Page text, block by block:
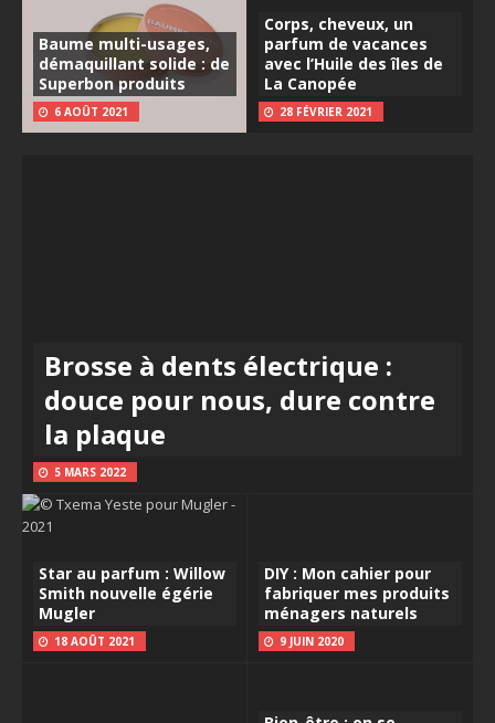
Baume multi-usages,
démaquillant solide : de
Superbon produits
6 AOÛT 2021
Corps, cheveux, un
parfum de vacances
avec l’Huile des îles de
La Canopée
28 FÉVRIER 2021
Brosse à dents électrique :
douce pour nous, dure contre
la plaque
5 MARS 2022
Star au parfum : Willow
Smith nouvelle égérie
Mugler
18 AOÛT 2021
DIY : Mon cahier pour
fabriquer mes produits
ménagers naturels
9 JUIN 2020